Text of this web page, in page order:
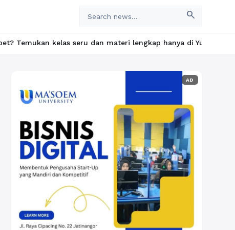
search
seru dan materi lengkap hanya di YukBelajar.com. Mulai
AD